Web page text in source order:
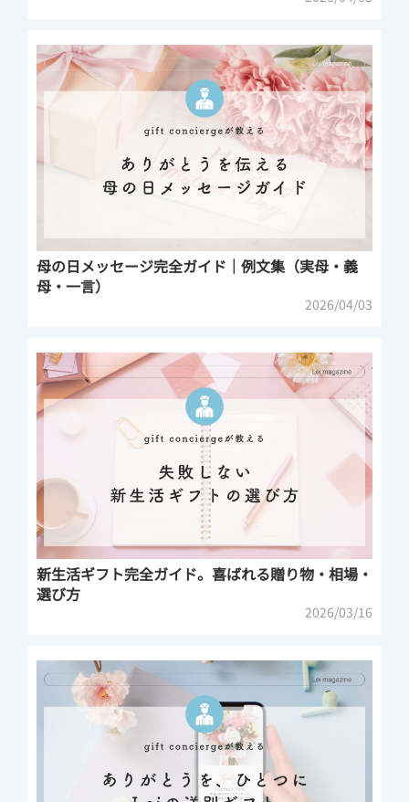
母の日メッセージ完全ガイド｜例文集（実母・義
母・一言）
2026/04/03
新生活ギフト完全ガイド。喜ばれる贈り物・相場・
選び方
2026/03/16